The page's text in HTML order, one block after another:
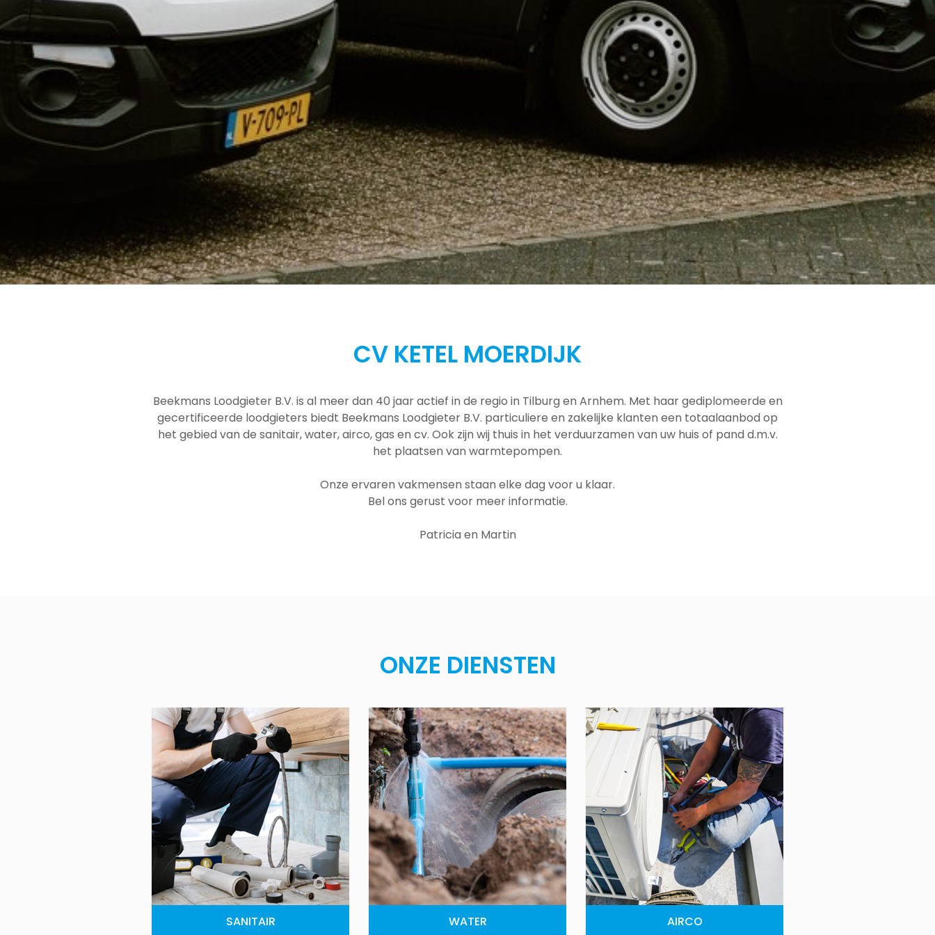
CV KETEL MOERDIJK
Beekmans Loodgieter B.V. is al meer dan 40 jaar actief in de regio in Tilburg en Arnhem. Met haar gediplomeerde en
gecertificeerde loodgieters biedt Beekmans Loodgieter B.V. particuliere en zakelijke klanten een totaalaanbod op
het gebied van de sanitair, water, airco, gas en cv. Ook zijn wij thuis in het verduurzamen van uw huis of pand d.m.v.
het plaatsen van warmtepompen.
Onze ervaren vakmensen staan elke dag voor u klaar.
Bel ons gerust voor meer informatie.
Patricia en Martin
ONZE DIENSTEN
SANITAIR WATER AIRCO